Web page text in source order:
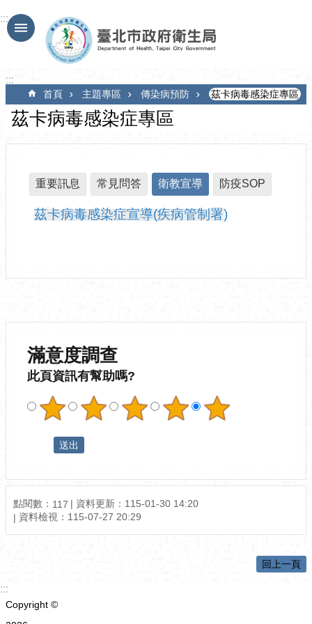
跳到主要內容區塊
:::
:::
首頁 主題專區 傳染病預防 茲卡病毒感染症專區
茲卡病毒感染症專區
重要訊息 常見問答 衛教宣導 防疫SOP
茲卡病毒感染症宣導(疾病管制署)
滿意度調查
此頁資訊有幫助嗎?
點閱數： 117 資料更新： 115-01-30 14:20
資料檢視： 115-07-27 20:29
回上一頁
:::
Copyright ©